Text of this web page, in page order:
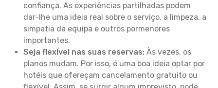
confiança. As experiências partilhadas podem
dar-lhe uma ideia real sobre o serviço, a limpeza, a
simpatia da equipa e outros pormenores
importantes.
Seja flexível nas suas reservas: Às vezes, os
planos mudam. Por isso, é uma boa ideia optar por
hotéis que ofereçam cancelamento gratuito ou